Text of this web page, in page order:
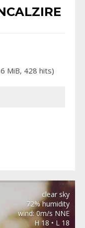
MiB, 428 hits)
clear sky
72% humidity
wind: 0m/s NNE
H 18 • L 18